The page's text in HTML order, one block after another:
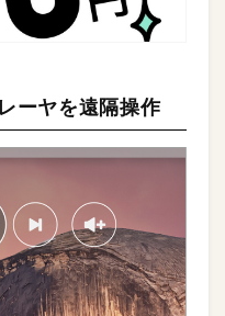
ーヤを遠隔操作